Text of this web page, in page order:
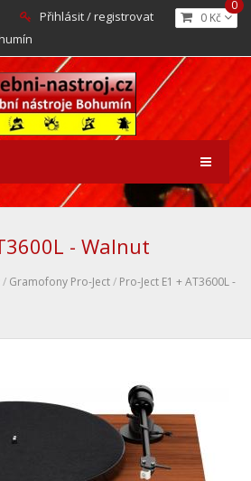
0 Kč
0
Přihlásit / registrovat
- Walnut
/ Gramofony Pro-Ject/ Pro-Ject E1 + AT3600L -